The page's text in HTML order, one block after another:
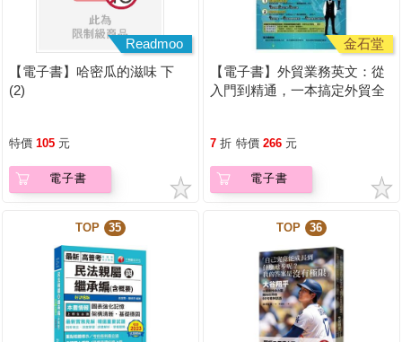
Readmoo
【電子書】哈密瓜的滋味 下
(2)
特價 105 元
電子書
金石堂
【電子書】外貿業務英文：從
入門到精通，一本搞定外貿全
7 折 特價 266 元
電子書
TOP 35 TOP 36